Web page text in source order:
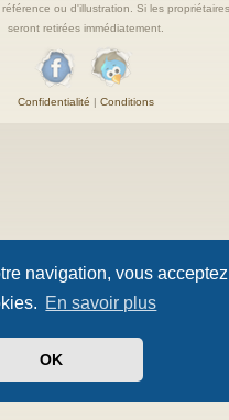
navigation, vous acceptez
En savoir plus
OK
ou d'illustration. Si les
seront retirées immédiatement.
Confidentialité | Conditions